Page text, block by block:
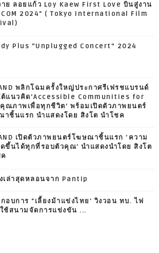
ย ลอยแก้ว Loy Kaew First Love บินสู่งาน
2024" ( Tokyo International Film
Plus “Unplugged Concert” 2024
พลิกโฉมครั้งใหญ่ประกาศรีเฟรชแบรนด์
ต้แนวคิด‘Accessible Communities for
ณภาพเพื่อทุกชีวิต’ พร้อมเปิดตัวภาพยนตร์
าชิ้นแรก นำแสดงโดย สิงโต นำโชค
เปิดตัวภาพยนตร์โฆษณาชิ้นแรก ‘ความ
ขึ้นได้ทุกที่รอบตัวคุณ’ นำแสดงนำโดย สิงโต
เล่าสุดหลอนจาก Pantip
อบการ "เลี้ยงม้าแข่งไทย' วิงวอน ทบ. ไฟ
ใช้สนามจัดการแข่งขัน ...